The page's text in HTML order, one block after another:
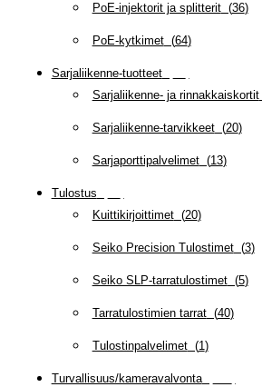
PoE-injektorit ja splitterit(36)
PoE-kytkimet(64)
Sarjaliikenne-tuotteet(
Sarjaliikenne- ja rinnakkaiskortit
Sarjaliikenne-tarvikkeet(20)
Sarjaporttipalvelimet(13)
Tulostus
Kuittikirjoittimet(20)
Seiko Precision Tulostimet(3)
Seiko SLP-tarratulostimet(5)
Tarratulostimien tarrat(40)
Tulostinpalvelimet(1)
Turvallisuus/kameravalvonta(